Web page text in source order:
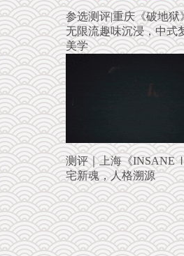
参选测评|重庆《破地
无限流趣味沉浸，中式
美学
测评｜上海《
宅新魂，人格溯源